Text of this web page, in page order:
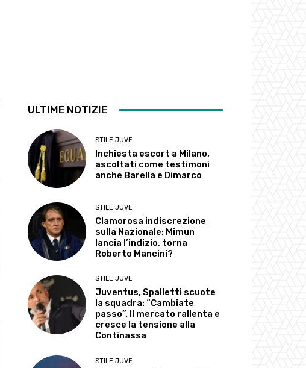
ULTIME NOTIZIE
STILE JUVE
Inchiesta escort a Milano,
ascoltati come testimoni
anche Barella e Dimarco
STILE JUVE
Clamorosa indiscrezione
sulla Nazionale: Mimun
lancia l’indizio, torna
Roberto Mancini?
STILE JUVE
Juventus, Spalletti scuote
la squadra: “Cambiate
passo”. Il mercato rallenta e
cresce la tensione alla
Continassa
STILE JUVE